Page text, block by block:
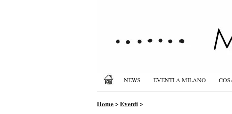
NEWS EVENTI A MILANO
Home>Eventi>